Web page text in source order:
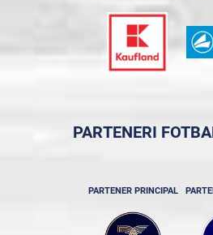
PARTENERI
PARTENER PRINCIPAL